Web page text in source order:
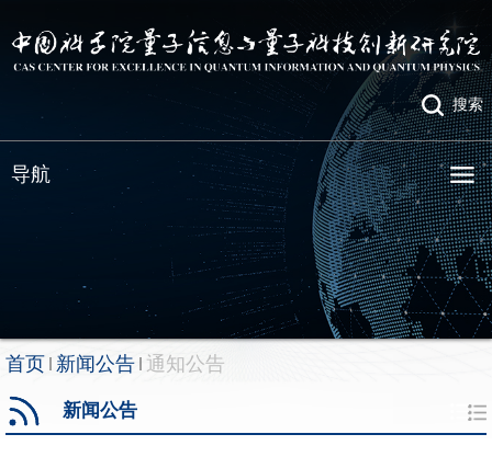
搜索
导航
首页 新闻公告 通知公告
新闻公告